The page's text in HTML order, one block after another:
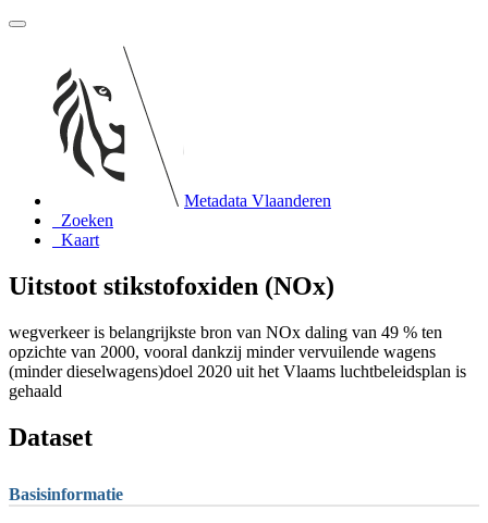
Metadata Vlaanderen
Zoeken
Kaart
Uitstoot stikstofoxiden (NOx)
wegverkeer is belangrijkste bron van NOx daling van 49 % ten
opzichte van 2000, vooral dankzij minder vervuilende wagens
(minder dieselwagens)doel 2020 uit het Vlaams luchtbeleidsplan is
gehaald
Dataset
Basisinformatie